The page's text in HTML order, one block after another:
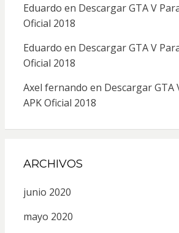
Eduardo en Descargar GTA V
Oficial 2018
Eduardo en Descargar GTA V
Oficial 2018
Axel fernando en Descargar GTA
APK Oficial 2018
ARCHIVOS
junio 2020
mayo 2020